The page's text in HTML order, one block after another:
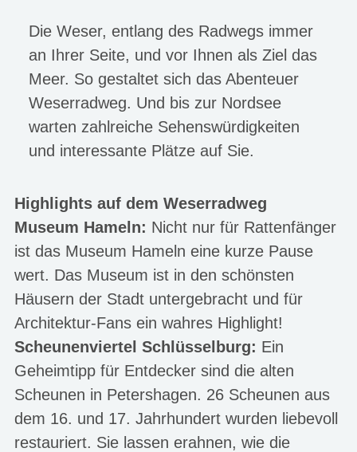
Die Weser, entlang des Radwegs immer
an Ihrer Seite, und vor Ihnen als Ziel das
Meer. So gestaltet sich das Abenteuer
Weserradweg. Und bis zur Nordsee
warten zahlreiche Sehenswürdigkeiten
und interessante Plätze auf Sie.
Highlights auf dem Weserradweg
Museum Hameln: Nicht nur für Rattenfänger
ist das Museum Hameln eine kurze Pause
wert. Das Museum ist in den schönsten
Häusern der Stadt untergebracht und für
Architektur-Fans ein wahres Highlight!
Scheunenviertel Schlüsselburg: Ein
Geheimtipp für Entdecker sind die alten
Scheunen in Petershagen. 26 Scheunen aus
dem 16. und 17. Jahrhundert wurden liebevoll
restauriert. Sie lassen erahnen, wie die